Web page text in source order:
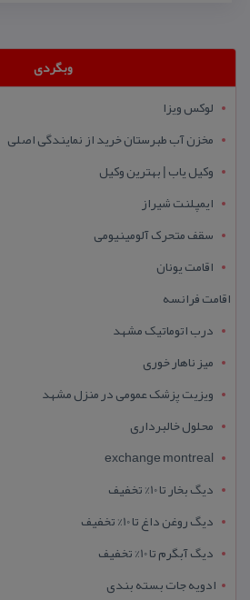
وبگردی
لوکس ویزا
مخزن آب طبرستان خرید از نمایندگی اصلی
وکیل یاب | بهترین وکیل
ایمپلنت شیراز
سقف متحرک آلومینیومی
اقامت یونان
اقامت فرانسه
درب اتوماتیک مشهد
میز ناهار خوری
ویزیت پزشک عمومی در منزل مشهد
محلول خالبرداری
exchange montreal
دیگ بخار تا 10% تخفیف
دیگ روغن داغ تا 10% تخفیف
دیگ آبگرم تا 10% تخفیف
ادویه جات بسته بندی